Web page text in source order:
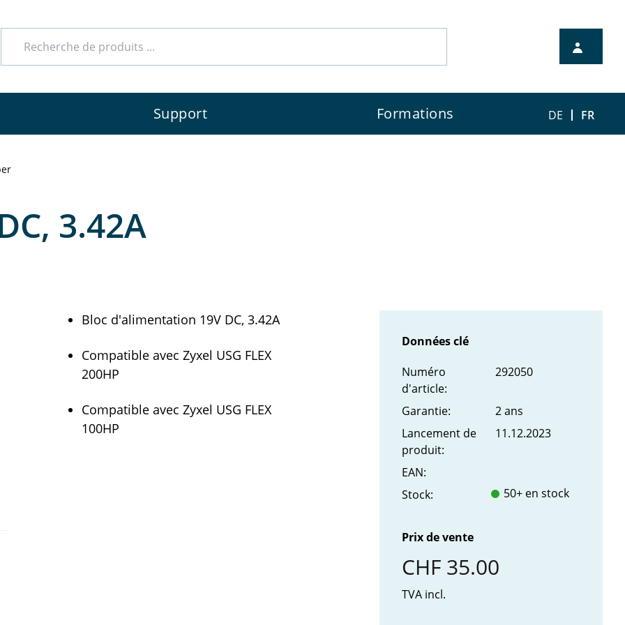
Support Formations DE FR
3.42A
Bloc d'alimentation 19V DC, 3.42A
Compatible avec Zyxel USG FLEX
200HP
Compatible avec Zyxel USG FLEX
100HP
Données clé
Numéro
d'article:
292050
Garantie:
2 ans
Lancement de
produit:
11.12.2023
EAN:
Stock:
50+ en stock
Prix de vente
CHF 35.00
TVA incl.